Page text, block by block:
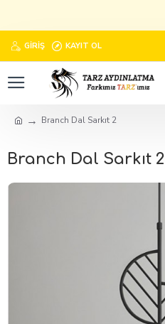
GIRIŞ KAYIT OL
Branch Dal Sarkıt 2
Branch Dal Sarkıt 2